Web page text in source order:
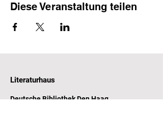
Diese Veranstaltung teilen
Literaturhaus
Deutsche Bibliothek Den Haag